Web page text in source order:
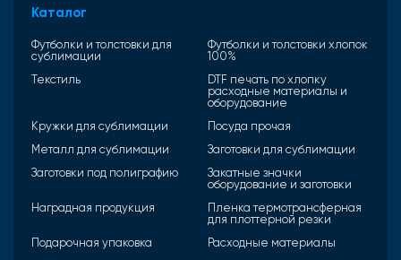
Каталог
Футболки и толстовки для
сублимации
Футболки и толстовки хлопок
100%
Текстиль
DTF печать по хлопку
расходные материалы и
оборудование
Кружки для сублимации
Посуда прочая
Металл для сублимации
Заготовки для сублимации
Заготовки под полиграфию
Закатные значки
оборудование и заготовки
Наградная продукция
Пленка термотрансферная
для плоттерной резки
Подарочная упаковка
Расходные материалы